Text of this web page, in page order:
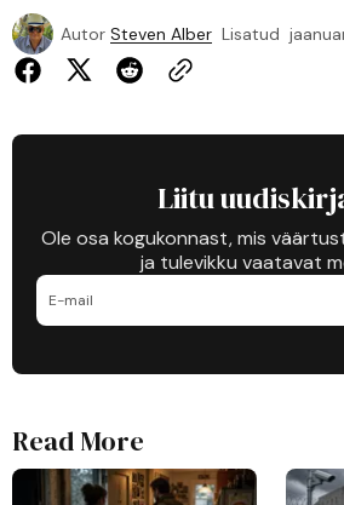
Autor Steven Alber Lisatud
Liitu
Ole osa kogukonnast, mis
ja tulevikku vaatavat
Read More